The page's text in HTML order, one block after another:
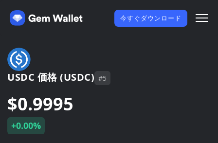
今すぐダウンロード
USDC 価格 (USDC) #5
$0.9995
+0.00%